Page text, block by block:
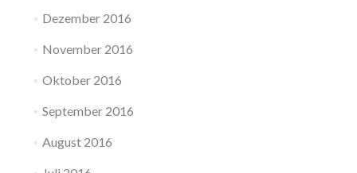
Dezember 2016
November 2016
Oktober 2016
September 2016
August 2016